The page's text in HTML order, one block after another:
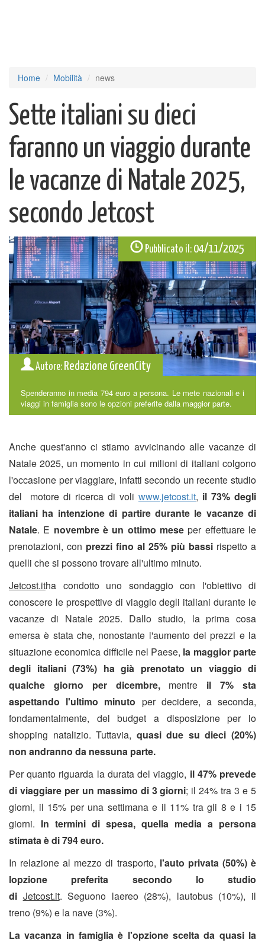
Home Mobilità news
Sette italiani su dieci
faranno un viaggio durante
le vacanze di Natale 2025,
secondo Jetcost
Pubblicato il: 04/11/2025
Autore: Redazione GreenCity
Spenderanno in media 794 euro a persona. Le mete nazionali e i
viaggi in famiglia sono le opzioni preferite dalla maggior parte.
Anche quest'anno ci stiamo avvicinando alle vacanze di
Natale 2025, un momento in cui milioni di italiani colgono
l'occasione per viaggiare, infatti secondo un recente studio
del motore di ricerca di voli www.jetcost.it, il 73% degli
italiani ha intenzione di partire durante le vacanze di
Natale. E novembre è un ottimo meseper effettuare le
prenotazioni, con prezzi fino al 25% più bassi rispetto a
quelli che si possono trovare all'ultimo minuto.
Jetcost.itha condotto uno sondaggio con l'obiettivo di
conoscere le prospettive di viaggio degli italiani durante le
vacanze di Natale 2025. Dallo studio, la prima cosa
emersa è stata che, nonostante l'aumento dei prezzi e la
situazione economica difficile nel Paese, la maggior parte
degli italiani (73%) ha già prenotato un viaggio di
qualche giorno per dicembre,mentre il 7% sta
aspettando l'ultimo minuto per decidere, a seconda,
fondamentalmente, del budget a disposizione per lo
shopping natalizio. Tuttavia, quasi due su dieci (20%)
non andranno da nessuna parte.
Per quanto riguarda la durata del viaggio, il 47% prevede
di viaggiare per un massimo di 3 giorni; il 24% tra 3 e 5
giorni, il 15% per una settimana e il 11% tra gli 8 e i 15
giorni. In termini di spesa, quella media a persona
stimata è di 794 euro.
In relazione al mezzo di trasporto, l'auto privata (50%) è
lopzione preferita secondo lo studio
di Jetcost.it.Seguono laereo (28%), lautobus (10%), il
treno (9%) e la nave (3%).
La vacanza in famiglia è l'opzione scelta da quasi la